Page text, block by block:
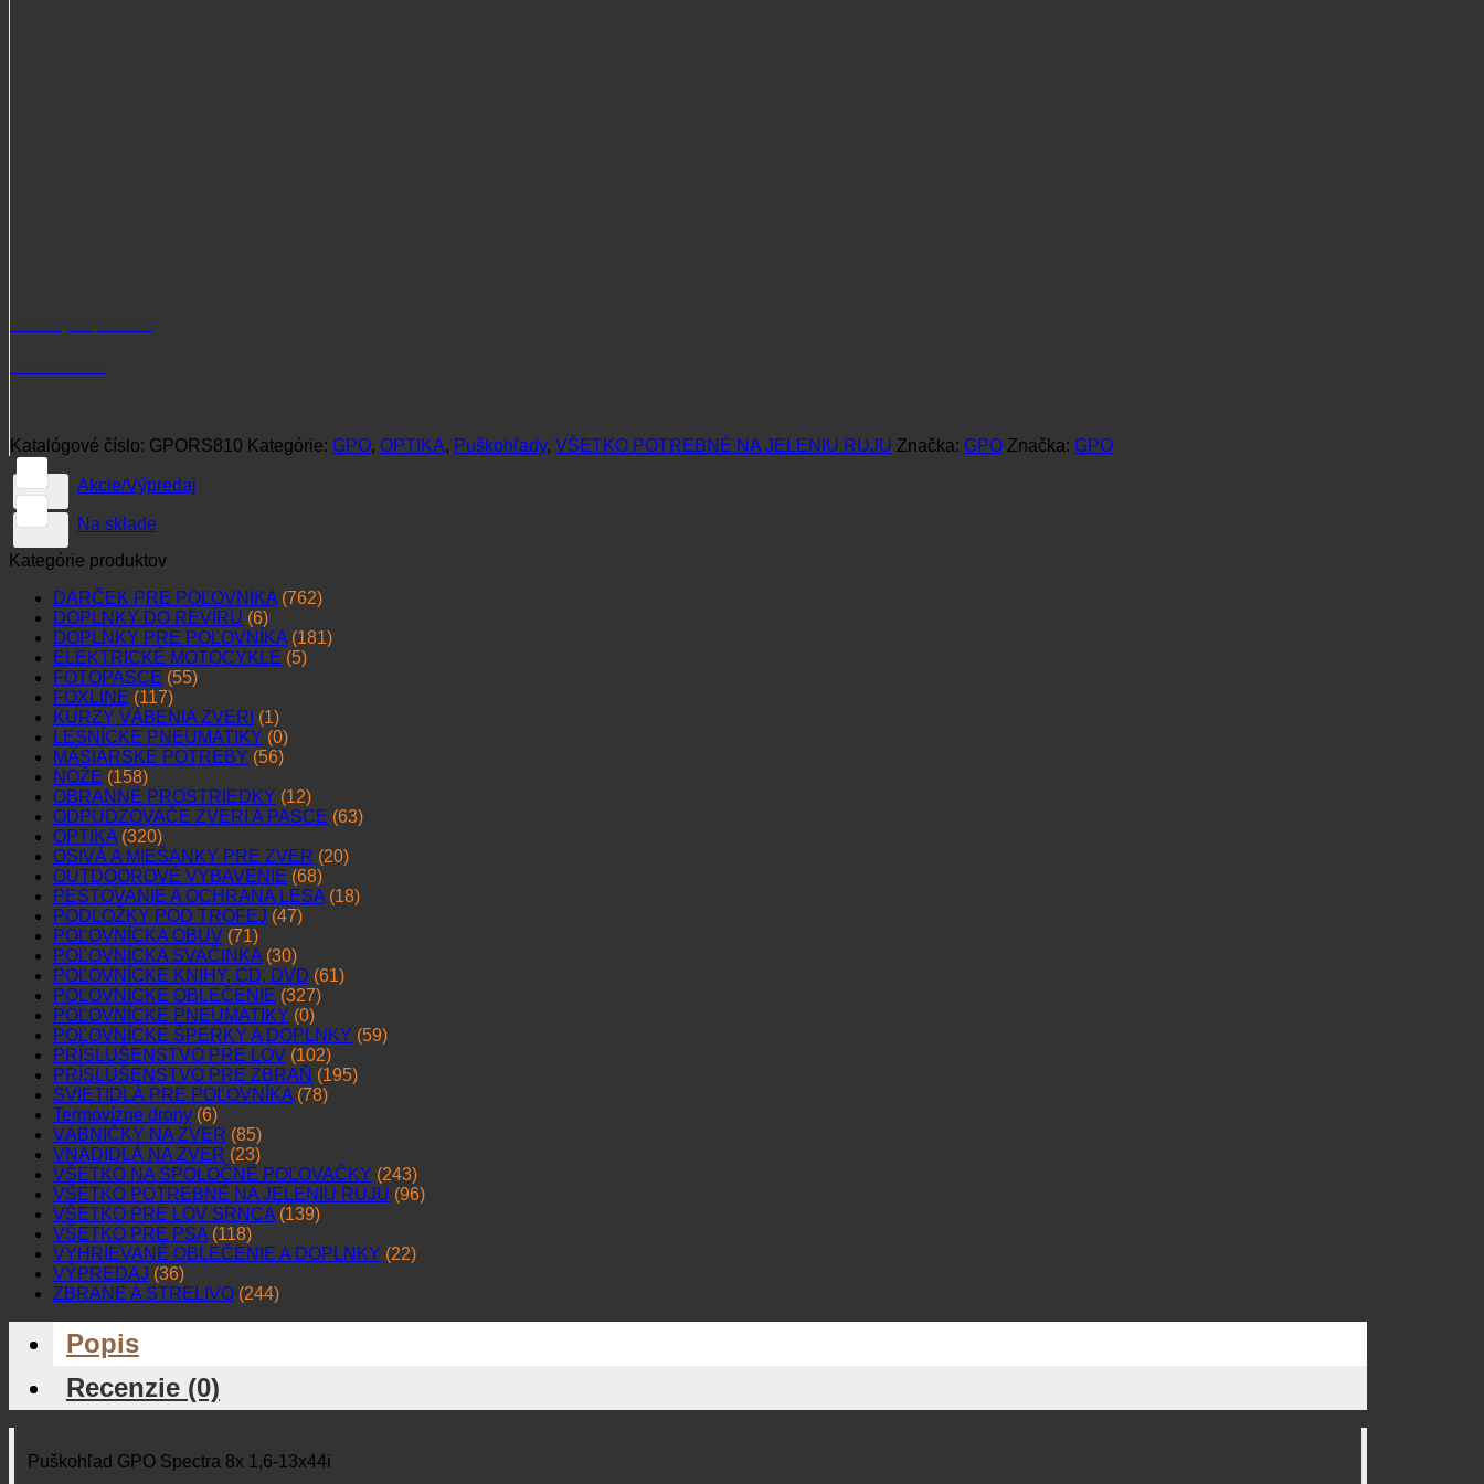
Katalógové číslo: GPORS810 Kategórie: GPO, OPTIKA, Puškohľady, VŠETKO POTREBNÉ NA JELENIU RUJU Značka: GPO Značka: GPO
Akcie/Výpredaj
Na sklade
Kategórie produktov
DARČEK PRE POĽOVNÍKA (762)
DOPLNKY DO REVÍRU (6)
DOPLNKY PRE POĽOVNÍKA (181)
ELEKTRICKÉ MOTOCYKLE (5)
FOTOPASCE (55)
FOXLINE (117)
KURZY VÁBENIA ZVERI (1)
LESNÍCKE PNEUMATIKY (0)
MÄSIARSKE POTREBY (56)
NOŽE (158)
OBRANNÉ PROSTRIEDKY (12)
ODPUDZOVAČE ZVERI A PASCE (63)
OPTIKA (320)
OSIVÁ A MIEŠANKY PRE ZVER (20)
OUTDOOROVÉ VYBAVENIE (68)
PESTOVANIE A OCHRANA LESA (18)
PODLOŽKY POD TROFEJ (47)
POĽOVNÍCKA OBUV (71)
POĽOVNÍCKA SVAČINKA (30)
POĽOVNÍCKE KNIHY, CD, DVD (61)
POĽOVNÍCKE OBLEČENIE (327)
POĽOVNÍCKE PNEUMATIKY (0)
POĽOVNÍCKE ŠPERKY A DOPLNKY (59)
PRÍSLUŠENSTVO PRE LOV (102)
PRÍSLUŠENSTVO PRE ZBRAŇ (195)
SVIETIDLÁ PRE POĽOVNÍKA (78)
Termovízne drony (6)
VÁBNIČKY NA ZVER (85)
VNADIDLÁ NA ZVER (23)
VŠETKO NA SPOLOČNÉ POĽOVAČKY (243)
VŠETKO POTREBNÉ NA JELENIU RUJU (96)
VŠETKO PRE LOV SRNCA (139)
VŠETKO PRE PSA (118)
VYHRIEVANÉ OBLEČENIE A DOPLNKY (22)
VÝPREDAJ (36)
ZBRANE A STRELIVO (244)
Popis
Recenzie (0)
Puškohľad GPO Spectra 8x 1,6-13x44i